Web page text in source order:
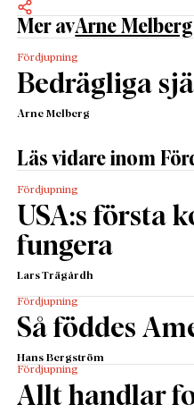
Mer avArne Melberg
Fördjupning
Bedrägliga
Arne Melberg
Läs vidare inom
Fördjupning
USA:s första
fungera
Lars Trägårdh
Fördjupning
Så föddes
Hans Bergström
Fördjupning
Allt handlar